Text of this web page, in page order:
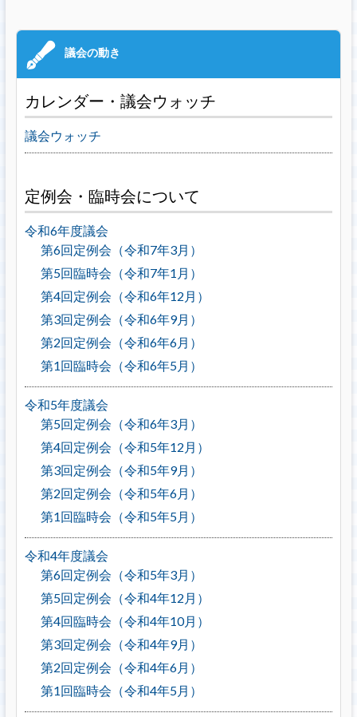
カレンダー・議会ウォッチ
議会ウォッチ
定例会・臨時会について
令和6年度議会
第6回定例会（令和7年3月）
第5回臨時会（令和7年1月）
第4回定例会（令和6年12月）
第3回定例会（令和6年9月）
第2回定例会（令和6年6月）
第1回臨時会（令和6年5月）
令和5年度議会
第5回定例会（令和6年3月）
第4回定例会（令和5年12月）
第3回定例会（令和5年9月）
第2回定例会（令和5年6月）
第1回臨時会（令和5年5月）
令和4年度議会
第6回定例会（令和5年3月）
第5回定例会（令和4年12月）
第4回臨時会（令和4年10月）
第3回定例会（令和4年9月）
第2回定例会（令和4年6月）
第1回臨時会（令和4年5月）